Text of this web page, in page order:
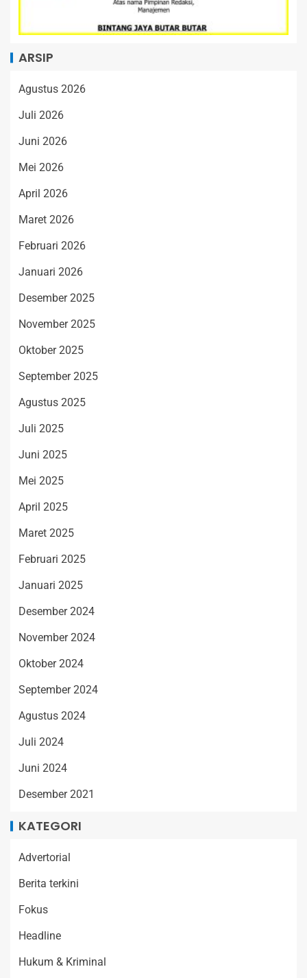
ARSIP
Agustus 2026
Juli 2026
Juni 2026
Mei 2026
April 2026
Maret 2026
Februari 2026
Januari 2026
Desember 2025
November 2025
Oktober 2025
September 2025
Agustus 2025
Juli 2025
Juni 2025
Mei 2025
April 2025
Maret 2025
Februari 2025
Januari 2025
Desember 2024
November 2024
Oktober 2024
September 2024
Agustus 2024
Juli 2024
Juni 2024
Desember 2021
KATEGORI
Advertorial
Berita terkini
Fokus
Headline
Hukum & Kriminal